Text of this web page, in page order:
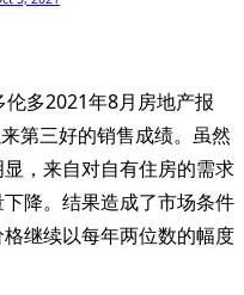
多2021年8月房地产报
第三好的销售成绩。虽然
，来自对自有住房的需求
降。结果造成了市场条件
继续以每年两位数的幅度